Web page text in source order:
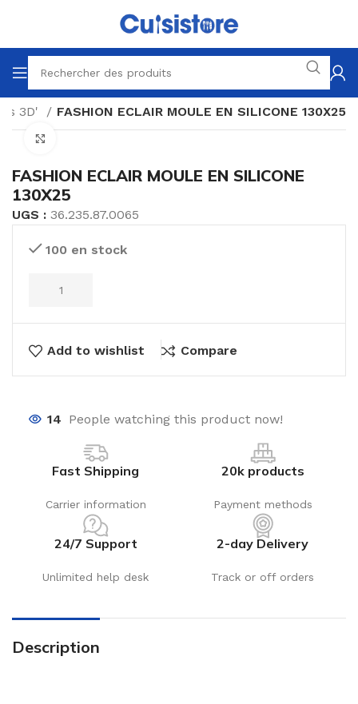
3D' FASHION ECLAIR MOULE EN SILICONE 130X25
FASHION ECLAIR MOULE EN SILICONE
130X25
UGS : 36.235.87.0065
100 en stock
Add to wishlist Compare
14 People watching this product now!
Fast Shipping
Carrier information
20k products
Payment methods
24/7 Support
Unlimited help desk
2-day Delivery
Track or off orders
Description